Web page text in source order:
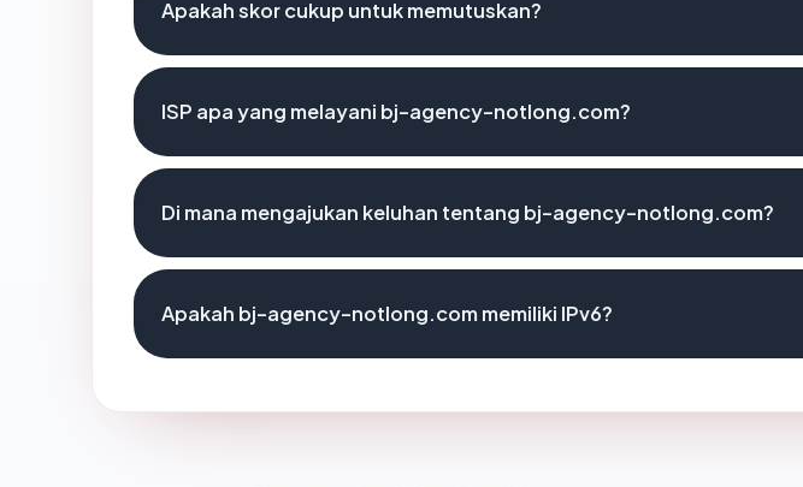
Apakah skor cukup untuk memutuskan?
ISP apa yang melayani bj-agency-notlong.com?
Di mana mengajukan keluhan tentang bj-agency-notlong.com?
Apakah bj-agency-notlong.com memiliki IPv6?